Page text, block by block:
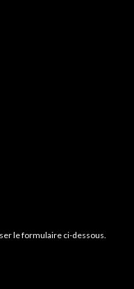
le formulaire ci-dessous.